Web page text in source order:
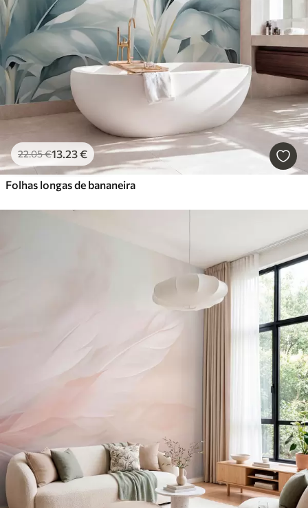
22.05€13.23€
Folhas longas de bananeira